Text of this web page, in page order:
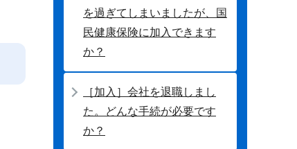
を過ぎてしまいましたが、国
民健康保険に加入できます
か？
［加入］会社を退職しまし
た。どんな手続が必要です
か？